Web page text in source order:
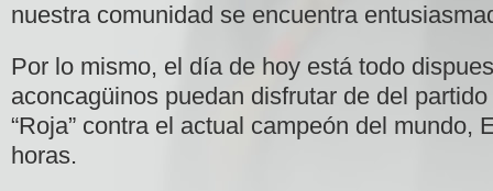
nuestra comunidad se encuentra
Por lo mismo, el día de hoy está todo
aconcagüinos puedan disfrutar de del
“Roja” contra el actual campeón del mundo,
horas.